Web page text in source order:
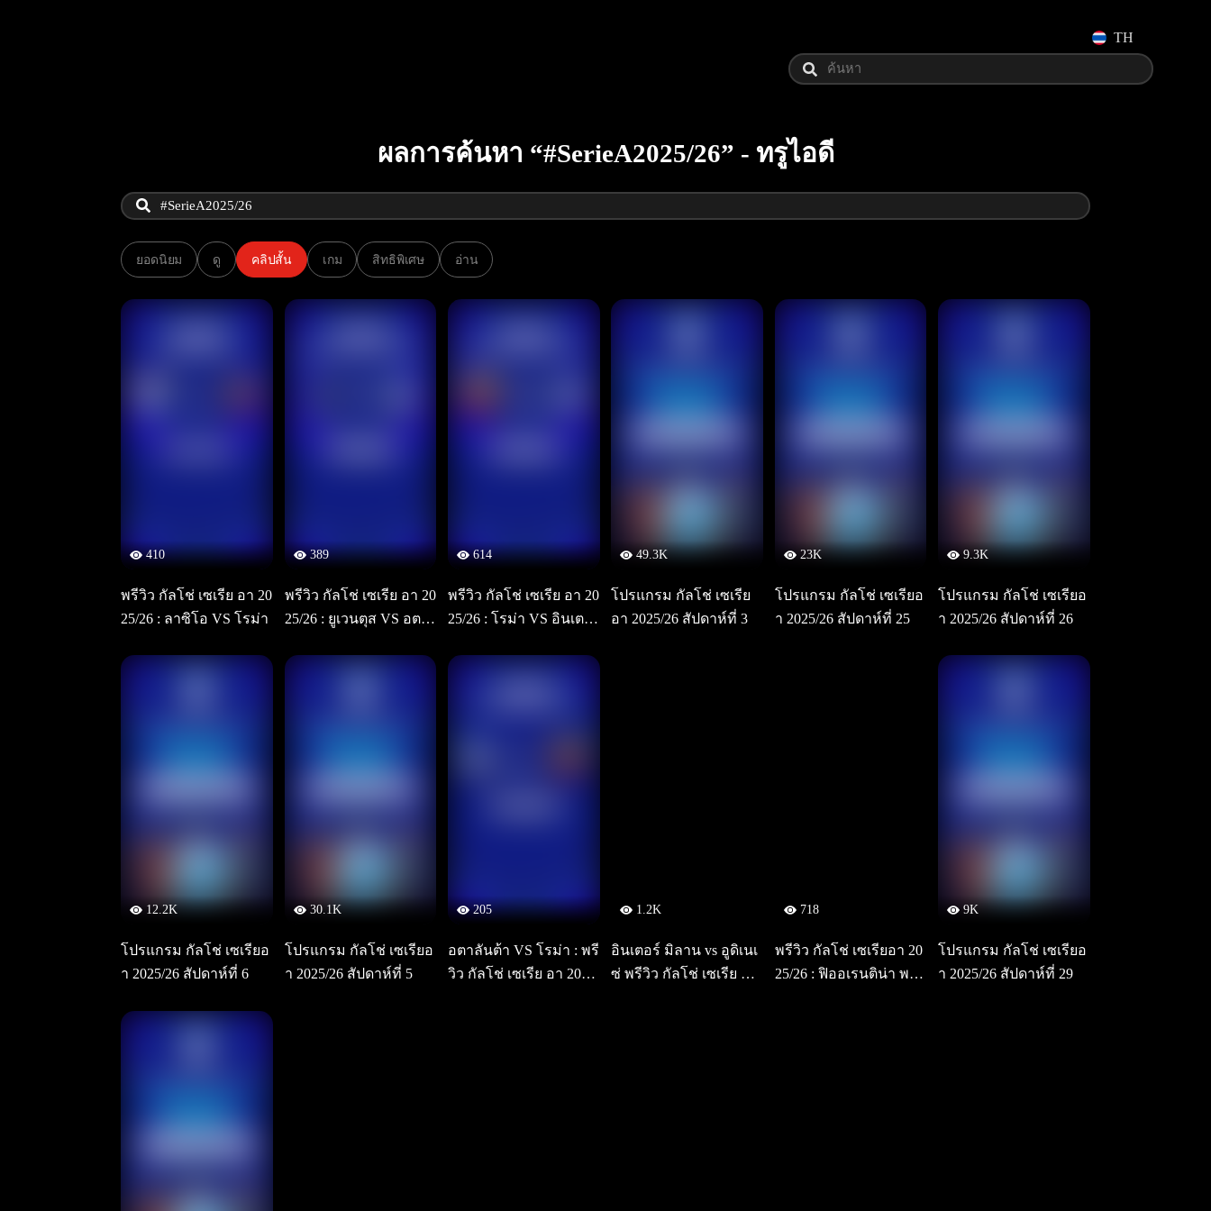
TH
ผลการค้นหา “#SerieA2025/26” - ทรูไอดี
ยอดนิยม ดู คลิปสั้น เกม สิทธิพิเศษ อ่าน
410
พรีวิว กัลโช่ เซเรีย อา 20
25/26 : ลาซิโอ VS โรม่า
389
พรีวิว กัลโช่ เซเรีย อา 20
25/26 : ยูเวนตุส VS อตา
614
พรีวิว กัลโช่ เซเรีย อา 20
25/26 : โรม่า VS อินเตอ
49.3K
โปรแกรม กัลโช่ เซเรีย
อา 2025/26 สัปดาห์ที่ 3
23K
โปรแกรม กัลโช่ เซเรียอ
า 2025/26 สัปดาห์ที่ 25
9.3K
โปรแกรม กัลโช่ เซเรียอ
า 2025/26 สัปดาห์ที่ 26
12.2K
โปรแกรม กัลโช่ เซเรียอ
า 2025/26 สัปดาห์ที่ 6
30.1K
โปรแกรม กัลโช่ เซเรียอ
า 2025/26 สัปดาห์ที่ 5
205
อตาลันต้า VS โรม่า : พรี
วิว กัลโช่ เซเรีย อา 2025/
1.2K
อินเตอร์ มิลาน vs อูดิเนเ
ซ่ พรีวิว กัลโช่ เซเรีย อา
718
พรีวิว กัลโช่ เซเรียอา 20
25/26 : ฟิออเรนติน่า พบ เ
9K
โปรแกรม กัลโช่ เซเรียอ
า 2025/26 สัปดาห์ที่ 29